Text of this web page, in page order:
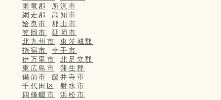
雨竜郡
所沢市
網走郡
高知市
姶良市
郡山市
笠岡市
延岡市
北九州市
東茨城郡
指宿市
幸手市
伊万里市
北足立郡
東広島市
蒲生郡
備前市
藤井寺市
千代田区
射水市
四條畷市
浜松市